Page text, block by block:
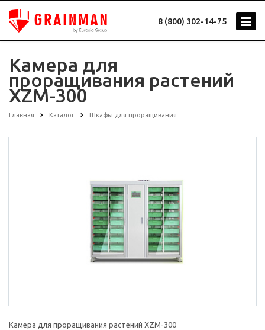
8 (800) 302-14-75
Камера для
проращивания растений
XZM-300
Главная Каталог Шкафы для проращивания
Камера для проращивания растений XZM-300